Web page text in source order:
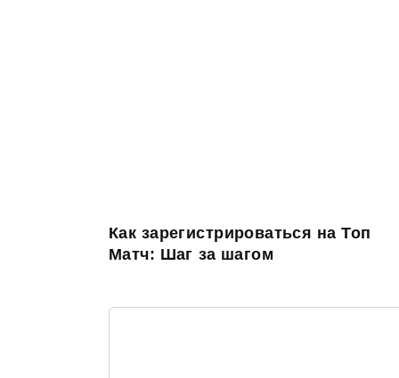
Как зарегистрироваться на Топ
Матч: Шаг за шагом